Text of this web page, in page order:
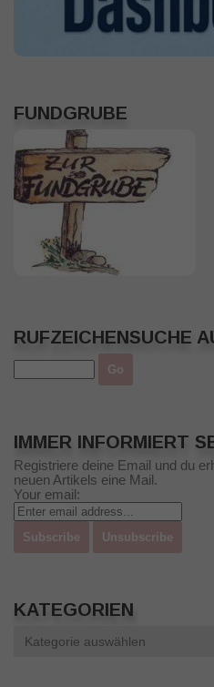
FUNDGRUBE
RUFZEICHENSUCHE
IMMER INFORMIERT
Registriere deine Email und du
neuen Artikels eine Mail.
Your email:
KATEGORIEN